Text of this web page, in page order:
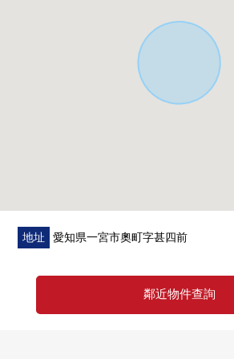
地址 愛知県一宮市奧町字甚四前
鄰近物件查詢